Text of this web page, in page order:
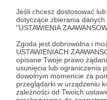
Jeśli chcesz dostosować
dotyczące zbierania
"USTAWIENIA
Zgoda jest dobrowolna i
USTAWIENIACH
opisane Twoje prawo
usunięcia lub ograniczenia
dowolnym momencie za
przeglądarki w urządzeniu
zależności od Twoich
Zapraszam Cię w
się Mateusz Brela i
sportowcem z ponad
gry w piłkę nożną.